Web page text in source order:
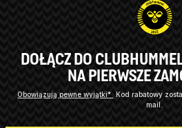
DOŁĄCZ DO
NA PIERWSZE
Obowiązują pewne wyjątki* Kod rabatowy
mail.